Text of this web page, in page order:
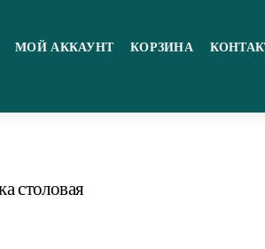
МОЙ АККАУНТ КОРЗИНА
столовая